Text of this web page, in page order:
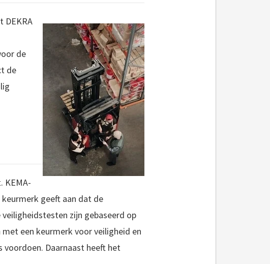
DEKRA
de
de
KEMA-
geeft aan dat de
zijn gebaseerd op
een keurmerk voor veiligheid en
voordoen. Daarnaast heeft het